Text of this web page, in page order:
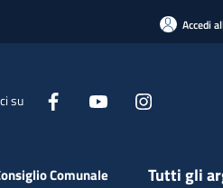
Accedi
su
Comunale Tutti gli